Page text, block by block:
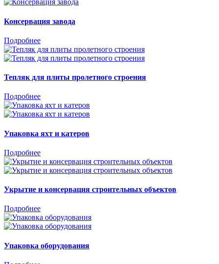
Консервация завода
Подробнее
Тепляк для плиты пролетного строения
Подробнее
Упаковка яхт и катеров
Подробнее
Укрытие и консервация строительных объектов
Подробнее
Упаковка оборудования